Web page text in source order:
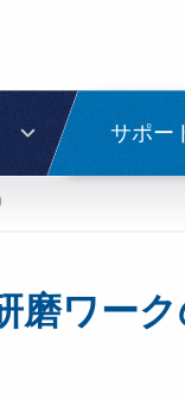
サポー
磨ワー